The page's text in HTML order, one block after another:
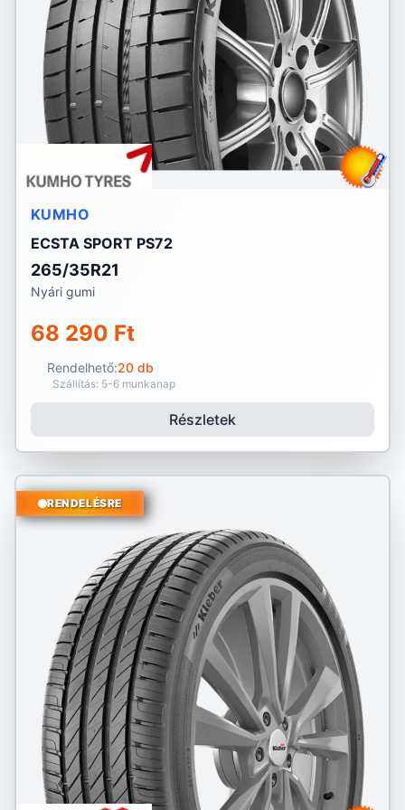
KUMHO
ECSTA SPORT PS72
265/35R21
Nyári gumi
68 290 Ft
Rendelhető:20 db
Szállítás: 5-6 munkanap
Részletek
RENDELÉSRE